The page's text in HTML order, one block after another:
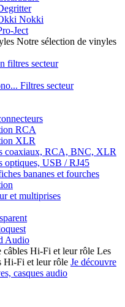
Nokki
Ject
Notre sélection de vinyles
filtres secteur
Filtres secteur
RCA
XLR
coaxiaux, RCA, BNC, XLR
optiques, USB / RJ45
bananes et fourches
et multiprises
Audio
Les
Hi-Fi et leur rôle Je découvre
casques audio